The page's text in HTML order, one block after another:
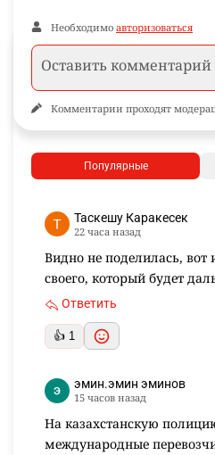
Необходимо авторизоваться
Комментарии проходят
Популярные
Таскешу Каракесек
22 часа назад
Видно не поделилась, вот
своего, который будет
Ответить
👍 1
эмин.эмин эминов
15 часов назад
На казахстанскую
международные